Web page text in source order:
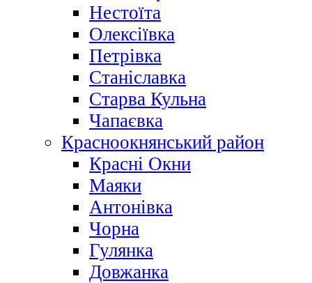
Нестоїта
Олексіївка
Петрівка
Станіславка
Старва Кульна
Чапаєвка
Красноокнянський район
Красні Окни
Маяки
Антонівка
Чорна
Гулянка
Довжанка